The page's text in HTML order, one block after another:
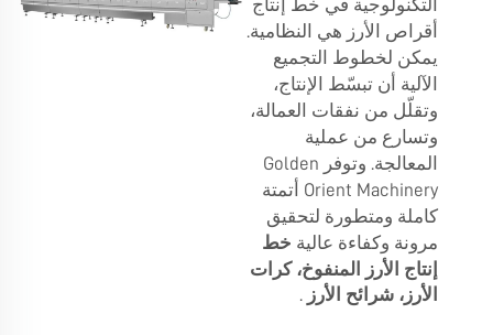
التكنولوجية في خط إنتاج
أقراص الأرز هي النظامية.
يمكن لخطوط التجميع
الآلية أن تبسّط الإنتاج،
وتقلّل من نفقات العمالة،
وتسارع من عملية
المعالجة. وتوفر Golden
Orient Machinery أتمتة
كاملة ومتطورة لتحقيق
مرونة وكفاءة عالية خط
إنتاج الأرز المنفوخ، كرات
الأرز، شرائح الأرز .